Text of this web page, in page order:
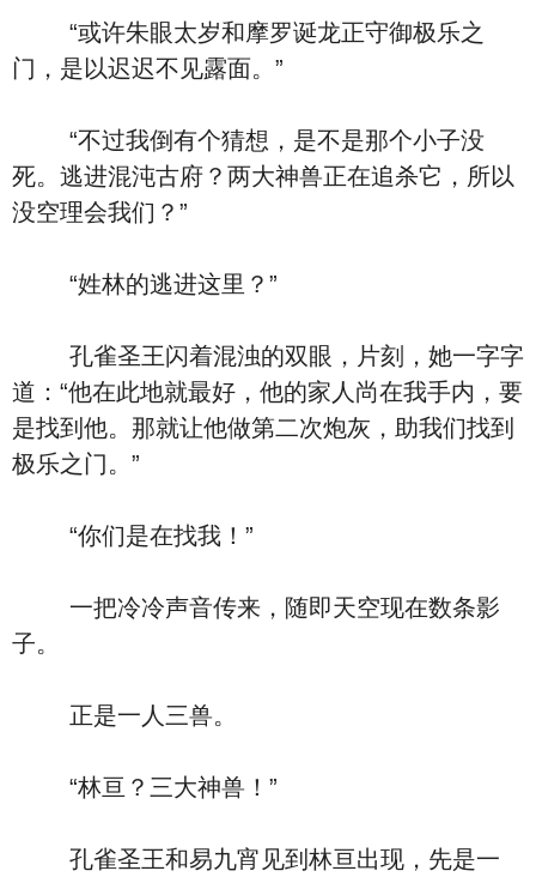
“或许朱眼太岁和摩罗诞龙正守御极乐之
门，是以迟迟不见露面。”
“不过我倒有个猜想，是不是那个小子没
死。逃进混沌古府？两大神兽正在追杀它，所以
没空理会我们？”
“姓林的逃进这里？”
孔雀圣王闪着混浊的双眼，片刻，她一字字
道：“他在此地就最好，他的家人尚在我手内，要
是找到他。那就让他做第二次炮灰，助我们找到
极乐之门。”
“你们是在找我！”
一把冷冷声音传来，随即天空现在数条影
子。
正是一人三兽。
“林亘？三大神兽！”
孔雀圣王和易九宵见到林亘出现，先是一